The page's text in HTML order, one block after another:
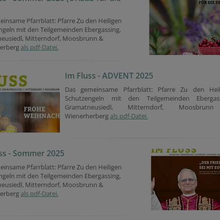
Pfarrblatt: Pfarre Zu den Heiligen
mit den Teilgemeinden Ebergassing,
Mitterndorf, Moosbrunn &
als pdf-Datei.
Im Fluss - ADVENT 2025
Das gemeinsame Pfarrblatt: Pfarre Zu den
Schutzengeln mit den Teilgemeinden
Gramatneusiedl, Mitterndorf,
Wienerherbergals pdf-Datei.
- Sommer 2025
Pfarrblatt: Pfarre Zu den Heiligen
mit den Teilgemeinden Ebergassing,
Mitterndorf, Moosbrunn &
als pdf-Datei.